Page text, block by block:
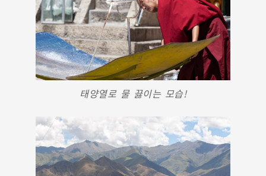
태양열로 물 끓이는 모습!